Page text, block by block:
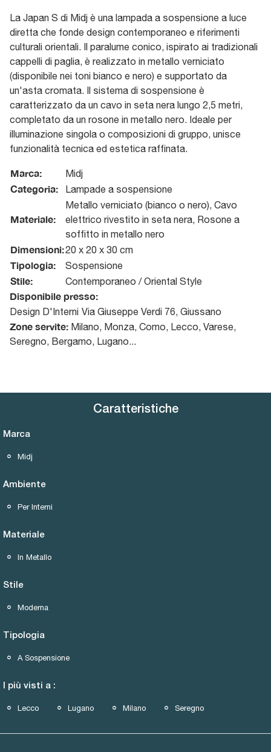
La Japan S di Midj è una lampada a sospensione a luce
diretta che fonde design contemporaneo e riferimenti
culturali orientali. Il paralume conico, ispirato ai tradizionali
cappelli di paglia, è realizzato in metallo verniciato
(disponibile nei toni bianco e nero) e supportato da
un'asta cromata. Il sistema di sospensione è
caratterizzato da un cavo in seta nera lungo 2,5 metri,
completato da un rosone in metallo nero. Ideale per
illuminazione singola o composizioni di gruppo, unisce
funzionalità tecnica ed estetica raffinata.
Marca: Midj
Categoria: Lampade a sospensione
Materiale:
Metallo verniciato (bianco o nero), Cavo
elettrico rivestito in seta nera, Rosone a
soffitto in metallo nero
Dimensioni:20 x 20 x 30 cm
Tipologia: Sospensione
Stile: Contemporaneo / Oriental Style
Disponibile presso:
Design D'Interni Via Giuseppe Verdi 76, Giussano
Zone servite: Milano, Monza, Como, Lecco, Varese,
Seregno, Bergamo, Lugano...
Caratteristiche
Marca
Midj
Ambiente
Per Interni
Materiale
In Metallo
Stile
Moderna
Tipologia
A Sospensione
I più visti a :
Lecco Lugano Milano Seregno